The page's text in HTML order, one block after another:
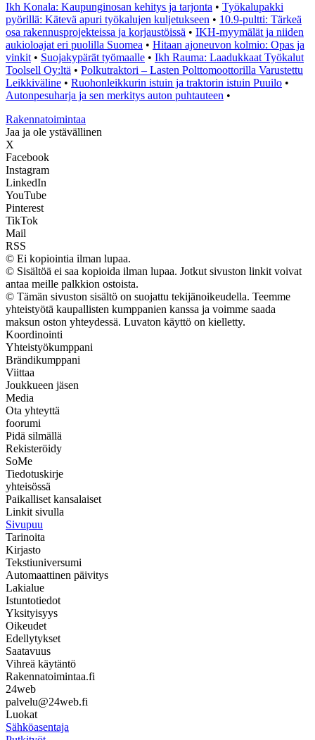
Ikh Konala: Kaupunginosan kehitys ja tarjonta • Työkalupakki
pyörillä: Kätevä apuri työkalujen kuljetukseen • 10.9-pultti: Tärkeä
osa rakennusprojekteissa ja korjaustöissä • IKH-myymälät ja niiden
aukioloajat eri puolilla Suomea • Hitaan ajoneuvon kolmio: Opas ja
vinkit • Suojakypärät työmaalle • Ikh Rauma: Laadukkaat Työkalut
Toolsell Oy:ltä • Polkutraktori – Lasten Polttomoottorilla Varustettu
Leikkiväline • Ruohonleikkurin istuin ja traktorin istuin Puuilo •
Autonpesuharja ja sen merkitys auton puhtauteen •
Rakennatoimintaa
Jaa ja ole ystävällinen
X
Facebook
Instagram
LinkedIn
YouTube
Pinterest
TikTok
Mail
RSS
© Ei kopiointia ilman lupaa.
© Sisältöä ei saa kopioida ilman lupaa. Jotkut sivuston linkit voivat
antaa meille palkkion ostoista.
© Tämän sivuston sisältö on suojattu tekijänoikeudella. Teemme
yhteistyötä kaupallisten kumppanien kanssa ja voimme saada
maksun oston yhteydessä. Luvaton käyttö on kielletty.
Koordinointi
Yhteistyökumppani
Brändikumppani
Viittaa
Joukkueen jäsen
Media
Ota yhteyttä
foorumi
Pidä silmällä
Rekisteröidy
SoMe
Tiedotuskirje
yhteisössä
Paikalliset kansalaiset
Linkit sivulla
Sivupuu
Tarinoita
Kirjasto
Tekstiuniversumi
Automaattinen päivitys
Lakialue
Istuntotiedot
Yksityisyys
Oikeudet
Edellytykset
Saatavuus
Vihreä käytäntö
Rakennatoimintaa.fi
24web
palvelu@24web.fi
Luokat
Sähköasentaja